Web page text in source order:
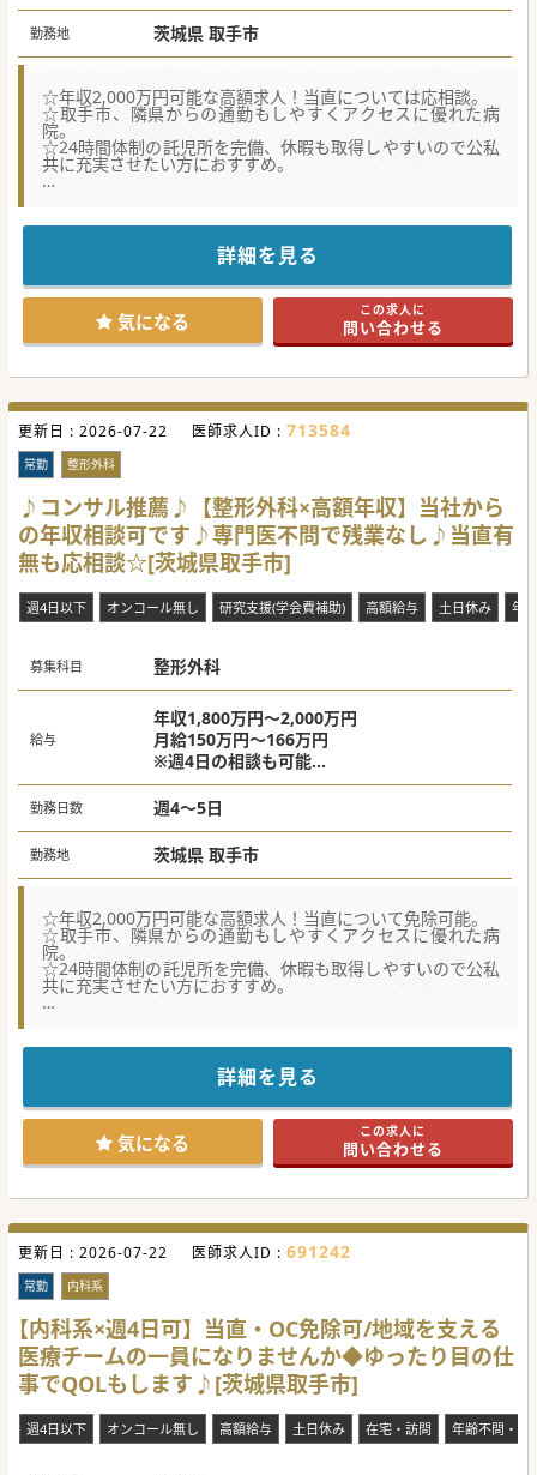
勤務地 茨城県 取手市
☆年収2,000万円可能な高額求人！当直については応相談。
☆取手市、隣県からの通勤もしやすくアクセスに優れた病
院。
☆24時間体制の託児所を完備、休暇も取得しやすいので公私
共に充実させたい方におすすめ。
病)となっており、常勤医師が7名在籍しています。
■常勤医師の勤務日数は主に週4～5日を基本としております
が、昨今の働き方改革を受け、週3日勤務や時短勤務の相談
にも柔軟に対応しています。
■内科の先生方には発熱外来の対応もお願いしております
が、診療件数は減ってきており先生方の負担も減ってきてい
ます。フォローアップ体制が整っている為、急なお休みにも
対応可能です。
【医療機関情報】
■1980年の開院以来約40年以上の歴史を持ち、地域の患者
様と地域の医療水準の向上に貢献してきました。
■病床数70床以上を持ち、また2次救急指定施設であるた
め、取手市という広いエリアにおいても確立した地位を得て
います。働く先生方が誇りをもって勤務いただける環境を用
意して待っています。
■全身CT、レントゲン、ホルター心電図、内視鏡室、超音波
エコー、MRI、骨密度測定室、マンモグラフィー室といった
設備を整えております。
【業務内容】
■地域柄、全身診療のできる先生の活躍が目立ちがちです
が、こちらの施設では各先生方のご専門領域を活かした診療
にも力を入れております。先生の専門領域のご経験と知見を
膚科といった領域でも患者様を支える体制があり、各科連携
が強固なため、スムーズな診療・診断が叶います。
すので、これまで勤務環境に負担の大きかった先生にも、ぜ
ひご検討いただきたい求人となっています。
#春入職可 #秋入職可
詳細を見る
気になる この求人に
問い合わせる
更新日 : 2026-07-22 医師求人ID : 713584
常勤 整形外科
♪コンサル推薦♪【整形外科×高額年収】当社から
の年収相談可です♪専門医不問で残業なし♪当直有
無も応相談☆[茨城県取手市]
週4日以下 オンコール無し 研究支援(学会費補助) 高額給与 土日休み 年
募集科目 整形外科
給与
年収1,800万円～2,000万円
月給150万円～166万円
※週4日の相談も可能
※当直代別途支給
勤務日数 週4～5日
勤務地 茨城県 取手市
☆年収2,000万円可能な高額求人！当直について免除可能。
☆取手市、隣県からの通勤もしやすくアクセスに優れた病
院。
☆24時間体制の託児所を完備、休暇も取得しやすいので公私
共に充実させたい方におすすめ。
病)となっており、常勤医師が7名在籍しています。
■常勤医師の勤務日数は主に週4～5日を基本としております
が、昨今の働き方改革を受け、週3日勤務や時短勤務の相談
にも柔軟に対応しています。
■内科の先生方には発熱外来の対応もお願いしております
が、診療件数は減ってきており先生方の負担も減ってきてい
ます。フォローアップ体制が整っている為、急なお休みにも
対応可能です。
【医療機関情報】
■1980年の開院以来約40年以上の歴史を持ち、地域の患者
様と地域の医療水準の向上に貢献してきました。
■病床数70床以上を持ち、また2次救急指定施設であるた
め、取手市という広いエリアにおいても確立した地位を得て
います。働く先生方が誇りをもって勤務いただける環境を用
意して待っています。
■全身CT、レントゲン、ホルター心電図、内視鏡室、超音波
エコー、MRI、骨密度測定室、マンモグラフィー室といった
設備を整えております。
【業務内容】
■地域柄、全身診療のできる先生の活躍が目立ちがちです
が、こちらの施設では各先生方のご専門領域を活かした診療
にも力を入れております。先生の専門領域のご経験と知見を
詳細を見る
気になる この求人に
問い合わせる
更新日 : 2026-07-22 医師求人ID : 691242
常勤 内科系
【内科系×週4日可】当直・OC免除可/地域を支える
医療チームの一員になりませんか◆ゆったり目の仕
事でQOLもします♪[茨城県取手市]
週4日以下 オンコール無し 高額給与 土日休み 在宅・訪問 年齢不問・ベ